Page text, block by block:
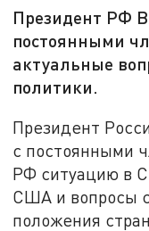
Президент РФ
постоянными
актуальные
политики.
Президент
с постоянными
РФ ситуацию в
США и вопросы
положения